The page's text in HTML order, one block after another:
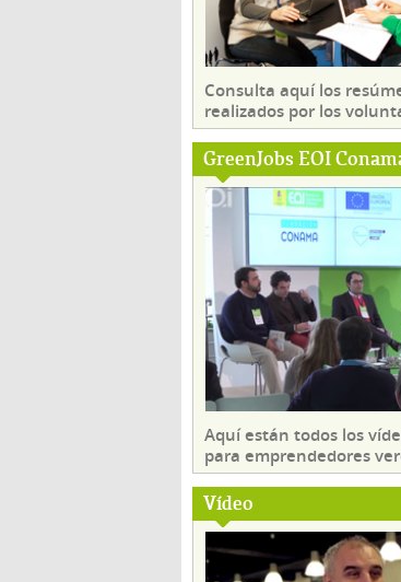
Consulta aquí los
realizados por los
GreenJobs EOI
Aquí están todos los
para emprendedores
Vídeo